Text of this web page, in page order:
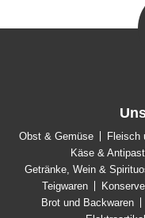
Obst & Gemüse Fleisch
Käse &
Getränke, Wein &
Teigwaren
Brot und Backwaren